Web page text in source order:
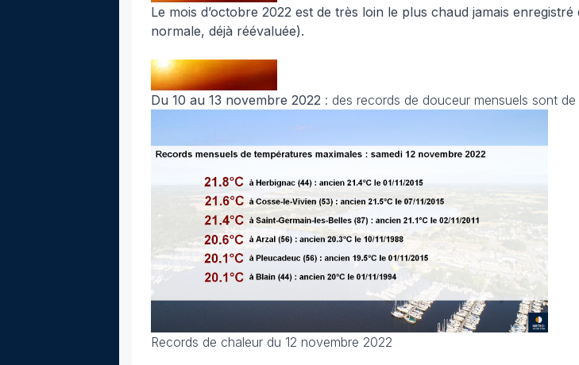
Le mois d’octobre 2022 est de très loin le plus chaud jamais
normale, déjà réévaluée).
Du 10 au 13 novembre 2022 : des records de douceur mensuels sont
Records de chaleur du 12 novembre 2022